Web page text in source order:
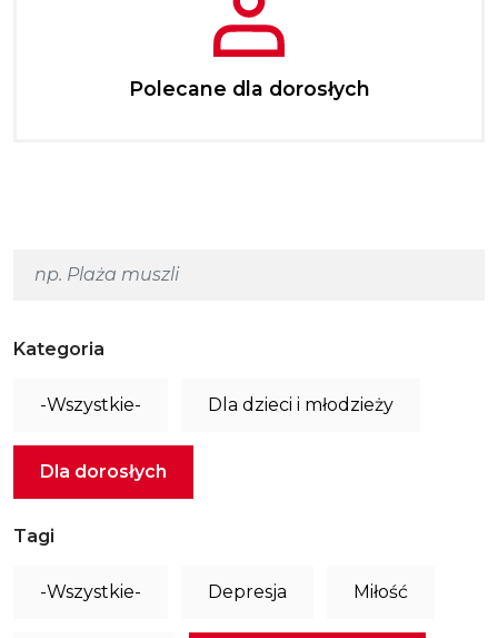
Polecane dla dorosłych
Kategoria
-Wszystkie- Dla dzieci i młodzieży
Dla dorosłych
Tagi
-Wszystkie- Depresja Miłość